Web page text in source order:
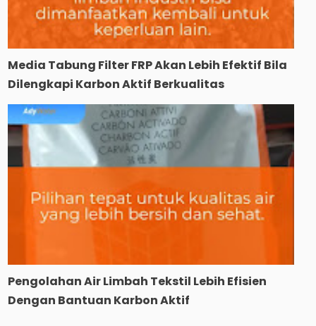
Media Tabung Filter FRP Akan Lebih Efektif Bila
Dilengkapi Karbon Aktif Berkualitas
Pengolahan Air Limbah Tekstil Lebih Efisien
Dengan Bantuan Karbon Aktif